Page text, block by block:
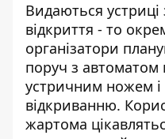
Видаються
відкриття - то
організатори
поруч з автоматом
устричним ножем і
відкриванню.
жартома